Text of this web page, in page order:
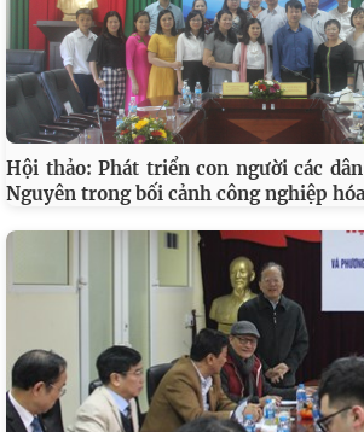
Hội thảo: Phát triển con người các
Nguyên trong bối cảnh công nghiệp